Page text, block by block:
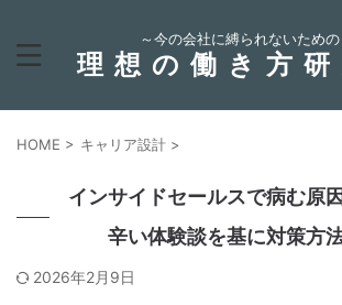
～今の会社に縛られないための
理想の働き方研
HOME > キャリア設計 >
インサイドセールスで病む原
辛い体験談を基に対策方
2026年2月9日